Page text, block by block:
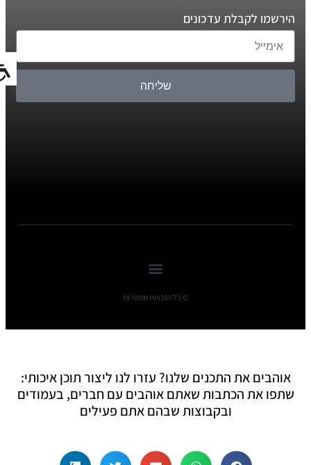
הירשמו לקבלת עדכונים
שליחה
© כל הזכויות שומורות
אוהבים את התכנים שלנו? עזרו לנו ליצור תוכן איכותי:
שתפו את הכתבות שאתם אוהבים עם חברים, בעמודים
ובקבוצות שבהם אתם פעילים